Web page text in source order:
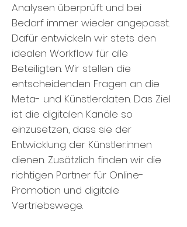
Analysen überprüft und bei
Bedarf immer wieder angepasst.
Dafür entwickeln wir stets den
idealen Workflow für alle
Beteiligten. Wir stellen die
entscheidenden Fragen an die
Meta- und Künstlerdaten. Das Ziel
ist die digitalen Kanäle so
einzusetzen, dass sie der
Entwicklung der Künstler:innen
dienen. Zusätzlich finden wir die
richtigen Partner für Online-
Promotion und digitale
Vertriebswege.